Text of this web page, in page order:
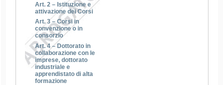
Art. 2 – Istituzione e
attivazione dei Corsi
Art. 3 – Corsi in
convenzione o in
consorzio
Art. 4 – Dottorato in
collaborazione con le
imprese, dottorato
industriale e
apprendistato di alta
formazione